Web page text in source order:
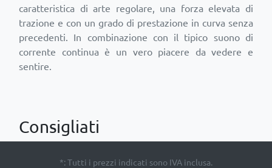
caratteristica di arte regolare, una forza elevata di
trazione e con un grado di prestazione in curva senza
precedenti. In combinazione con il tipico suono di
corrente continua è un vero piacere da vedere e
sentire.
Consigliati
*: Tutti i prezzi indicati sono IVA inclusa.